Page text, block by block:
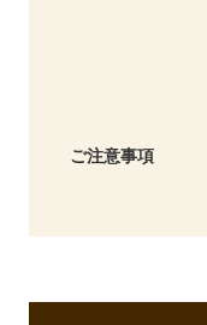
ご注意事項